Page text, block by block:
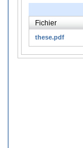
Fichier
these.pdf